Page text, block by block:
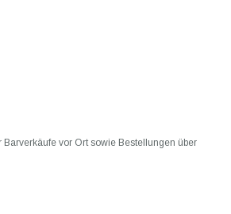
vor Ort sowie Bestellungen über